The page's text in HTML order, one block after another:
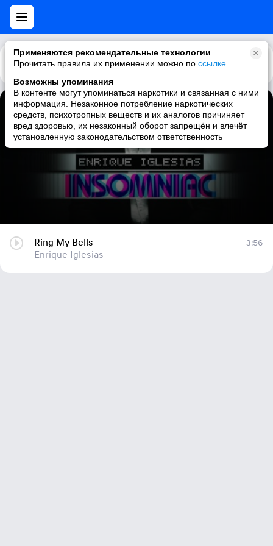
Применяются рекомендательные технологии
Прочитать правила их применении можно по ссылке
Возможны упоминания
В контенте могут упоминаться наркотики и связанная с ними
информация. Незаконное потребление наркотических
средств, психотропных веществ и их аналогов причиняет
вред здоровью, их незаконный оборот запрещён и влечёт
установленную законодательством ответственность
Каталог Рекомендации
Ring My Bells
Enrique Iglesias
Ring My Bells
Enrique Iglesias
3:56